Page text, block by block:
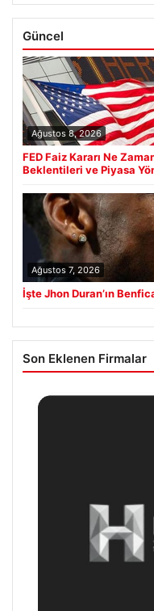
Güncel
Ağustos 8, 2026
FED Faiz Kararı Ne
Beklentileri ve Piyasa
Ağustos 7, 2026
İşte Jhon Duran’ın
Son Eklenen Firmalar